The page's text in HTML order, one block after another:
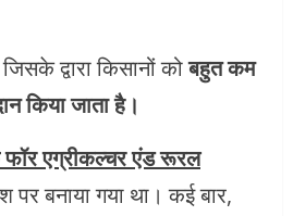
द्वारा किसानों कोबहुत कम
किया जाता है।
एग्रीकल्चर एंड रूरल
पर बनाया गया था। कई बार,